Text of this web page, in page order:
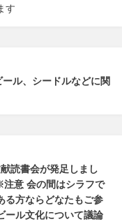
す
ル、シードルなどに関
読書会が発足しまし
意 会の間はシラフで
る方ならどなたもご参
ール文化について議論